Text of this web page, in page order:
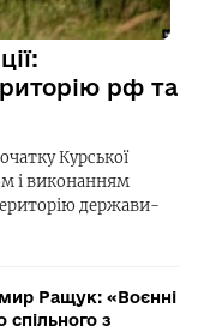
рф та
Курської
і виконанням
держави-
Ращук: «Воєнні
з